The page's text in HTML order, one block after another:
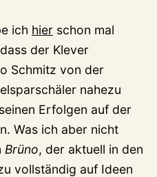
ich hier schon mal
der Klever
Schmitz von der
nahezu
Erfolgen auf der
Was ich aber nicht
Brüno, der aktuell in den
vollständig auf Ideen